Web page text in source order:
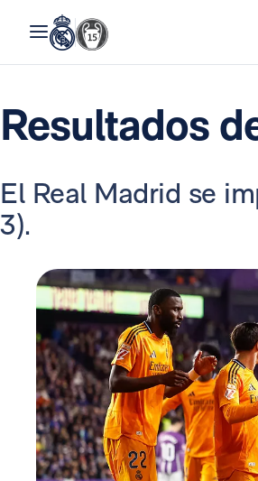
Resultados
El Real Madrid se
3).